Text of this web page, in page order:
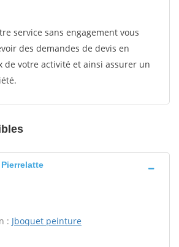
service sans engagement vous
des demandes de devis en
de votre activité et ainsi assurer un
: Jboquet peinture